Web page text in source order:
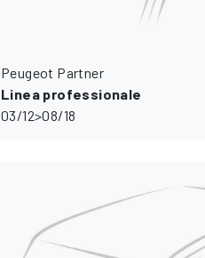
Peugeot Partner
Linea professionale
03/12>08/18